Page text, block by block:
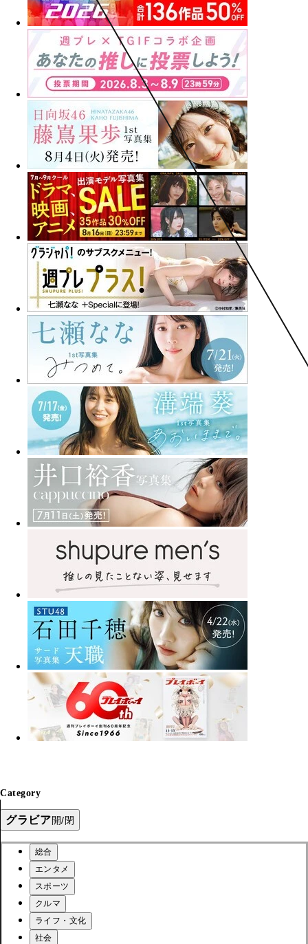
Category
グラビア開/閉
総合
エンタメ
スポーツ
クルマ
ライフ・文化
社会